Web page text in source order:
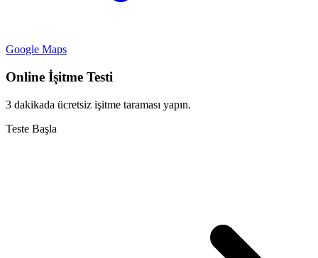
Google Maps
Online İşitme Testi
3 dakikada ücretsiz işitme taraması yapın.
Teste Başla